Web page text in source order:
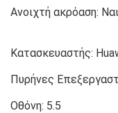
Ανοιχτή ακρόαση: Ναι
Κατασκευαστής:
Πυρήνες
Οθόνη: 5.5